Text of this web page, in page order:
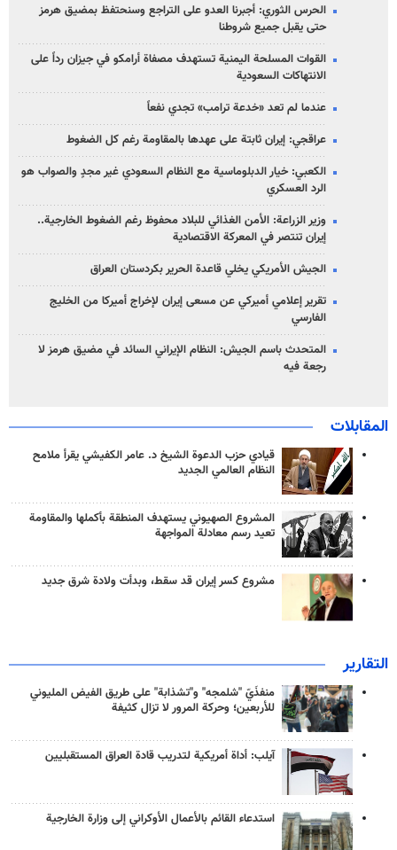
الحرس الثوري: أجبرنا العدو على التراجع وسنحتفظ بمضيق هرمز
حتى يقبل جميع شروطنا
القوات المسلحة اليمنية تستهدف مصفاة أرامكو في جيزان رداً على
الانتهاكات السعودية
عندما لم تعد «خدعة ترامب» تجدي نفعاً
عراقجي: إيران ثابتة على عهدها بالمقاومة رغم كل الضغوط
الكعبي: خيار الدبلوماسية مع النظام السعودي غير مجدٍ والصواب هو
الرد العسكري
وزير الزراعة: الأمن الغذائي للبلاد محفوظ رغم الضغوط الخارجية..
إيران تنتصر في المعركة الاقتصادية
الجيش الأمريكي يخلي قاعدة الحرير بكردستان العراق
تقرير إعلامي أميركي عن مسعى إيران لإخراج أميركا من الخليج
الفارسي
المتحدث باسم الجيش: النظام الإيراني السائد في مضيق هرمز لا
رجعة فيه
المقابلات
قيادي حزب الدعوة الشيخ د. عامر الكفيشي يقرأ ملامح
النظام العالمي الجديد
المشروع الصهيوني يستهدف المنطقة بأكملها والمقاومة
تعيد رسم معادلة المواجهة
مشروع كسر إيران قد سقط، وبدأت ولادة شرق جديد
التقارير
منفذَيّ "شلمجه" و"تشذابة" على طريق الفيض المليوني
للأربعين؛ وحركة المرور لا تزال كثيفة
آيلب: أداة أمريكية لتدريب قادة العراق المستقبليين
استدعاء القائم بالأعمال الأوكراني إلى وزارة الخارجية